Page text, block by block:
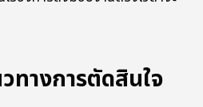
ทางการตัดสินใจ